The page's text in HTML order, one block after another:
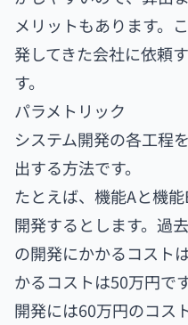
メリットもあります。
発してきた会社に依頼
す。
パラメトリック
システム開発の各工程
出する方法です。
たとえば、機能Aと機
開発するとします。過
の開発にかかるコスト
かるコストは50万円で
開発には60万円のコス